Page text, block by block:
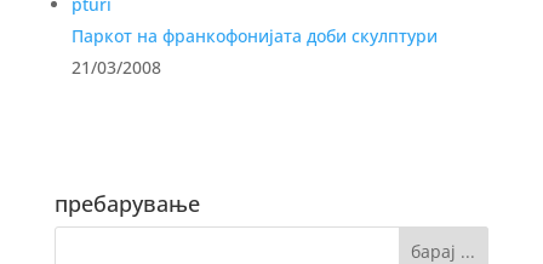
Паркот на франкофонијата доби скулптури
21/03/2008
пребарување